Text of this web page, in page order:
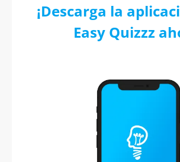
¡Descarga la
Easy Quizzz